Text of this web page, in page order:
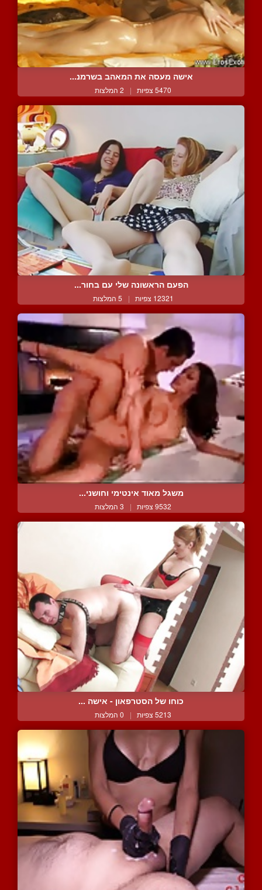
אישה מעסה את המאהב בשרמנ...
5470 צפיות | 2 המלצות
הפעם הראשונה שלי עם בחור...
12321 צפיות | 5 המלצות
משגל מאוד אינטימי וחושני...
9532 צפיות | 3 המלצות
כוחו של הסטרפאון - אישה ...
5213 צפיות | 0 המלצות